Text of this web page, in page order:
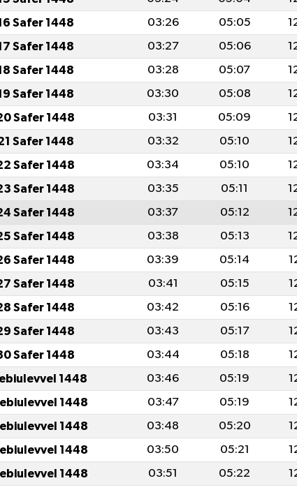
Safer 1448 03:26 05:05
Safer 1448 03:27 05:06
Safer 1448 03:28 05:07
Safer 1448 03:30 05:08
Safer 1448 03:31 05:09
Safer 1448 03:32 05:10
Safer 1448 03:34 05:10
Safer 1448 03:35 05:11
Safer 1448 03:37 05:12
Safer 1448 03:38 05:13
Safer 1448 03:39 05:14
Safer 1448 03:41 05:15
Safer 1448 03:42 05:16
Safer 1448 03:43 05:17
Safer 1448 03:44 05:18
1448 03:46 05:19
1448 03:47 05:19
1448 03:48 05:20
1448 03:50 05:21
1448 03:51 05:22